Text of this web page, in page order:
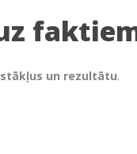
un rezultātu.